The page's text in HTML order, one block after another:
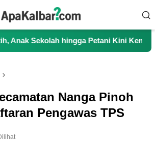
hingga Petani Kini Kembali Lancar
Nanga Pinoh
Pengawas TPS